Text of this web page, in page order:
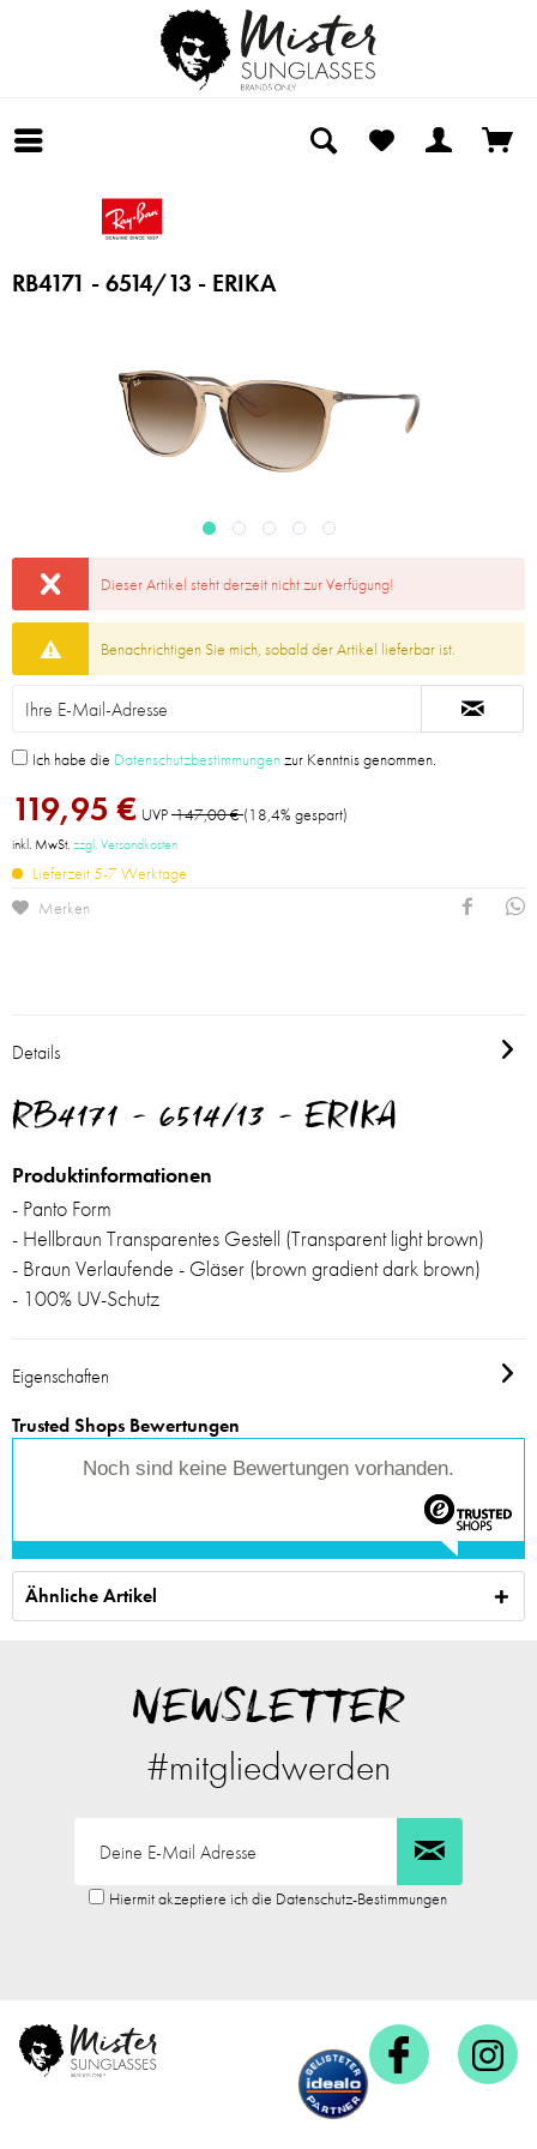
RB4171 - 6514/13 - ERIKA
Dieser Artikel steht derzeit nicht zur Verfügung!
Benachrichtigen Sie mich, sobald der Artikel lieferbar ist.
Ich habe die Datenschutzbestimmungenzur Kenntnis genommen.
119,95 € UVP147,00 €(18,4% gespart)
inkl. MwSt.zzgl. Versandkosten
Lieferzeit 5-7 Werktage
Merken
Details
RB4171 - 6514/13 - ERIKA
Produktinformationen
- Panto Form
- Hellbraun Transparentes Gestell (Transparent light brown)
- Braun Verlaufende - Gläser (brown gradient dark brown)
- 100% UV-Schutz
Eigenschaften
Trusted Shops Bewertungen
Noch sind keine Bewertungen vorhanden.
Ähnliche Artikel
NEWSLETTER
#mitgliedwerden
Hiermit akzeptiere ich die Datenschutz-Bestimmungen